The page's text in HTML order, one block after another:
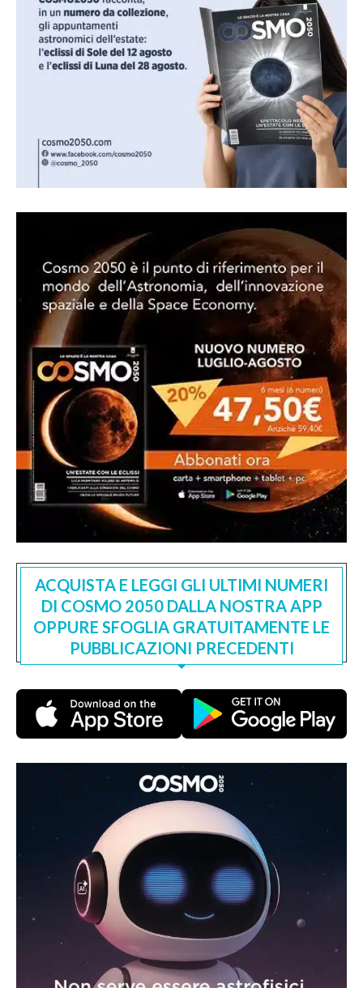
ACQUISTA E LEGGI GLI ULTIMI NUMERI
DI COSMO 2050 DALLA NOSTRA APP
OPPURE SFOGLIA GRATUITAMENTE LE
PUBBLICAZIONI PRECEDENTI